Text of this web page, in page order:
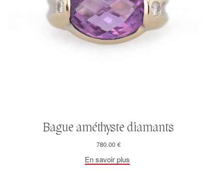
Bague améthyste diamants
780.00 €
En savoir plus